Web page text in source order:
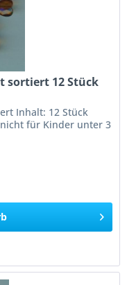
sortiert 12 Stück
Inhalt: 12 Stück
für Kinder unter 3